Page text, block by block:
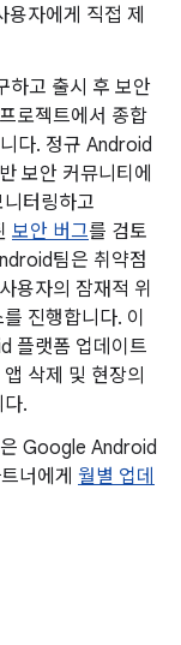
자에게 직접 제
하고 출시 후 보안
로젝트에서 종합
다. 정규 Android
보안 커뮤니티에
터링하고
보안 버그를 검토
팀은 취약점
용자의 잠재적 위
진행합니다. 이
플랫폼 업데이트
삭제 및 현장의
.
Google Android
너에게 월별 업데